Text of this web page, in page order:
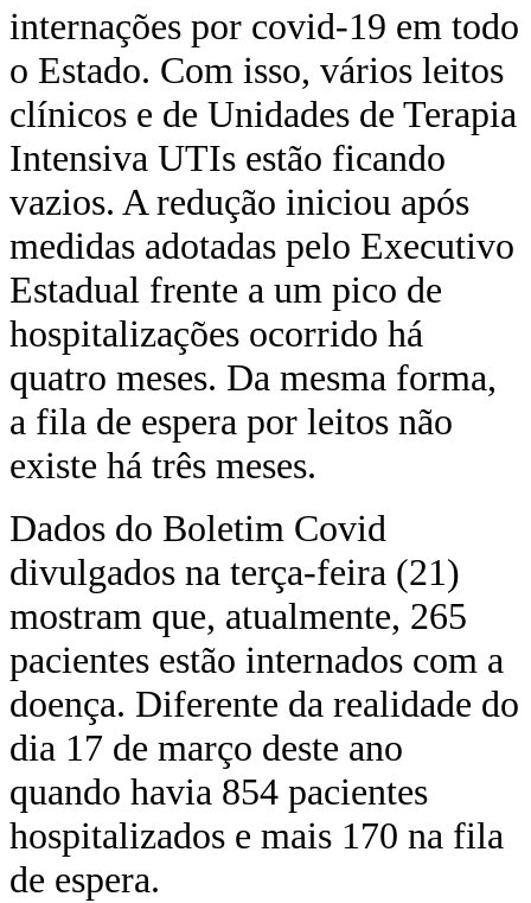
internações por covid-19 em todo
o Estado. Com isso, vários leitos
clínicos e de Unidades de Terapia
Intensiva UTIs estão ficando
vazios. A redução iniciou após
medidas adotadas pelo Executivo
Estadual frente a um pico de
hospitalizações ocorrido há
quatro meses. Da mesma forma,
a fila de espera por leitos não
existe há três meses.
Dados do Boletim Covid
divulgados na terça-feira (21)
mostram que, atualmente, 265
pacientes estão internados com a
doença. Diferente da realidade do
dia 17 de março deste ano
quando havia 854 pacientes
hospitalizados e mais 170 na fila
de espera.